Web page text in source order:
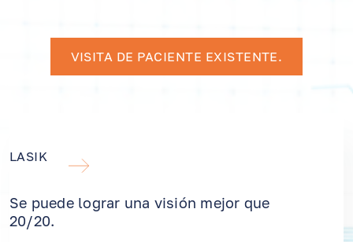
VISITA DE PACIENTE EXISTENTE.
LASIK
Se puede lograr una visión mejor que
20/20.